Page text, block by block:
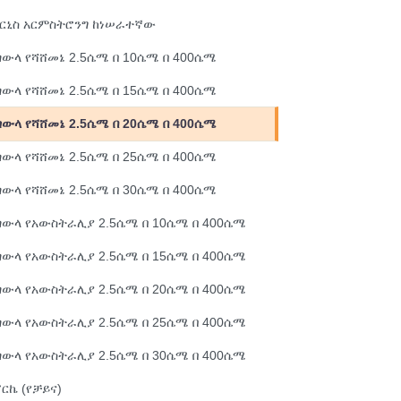
አርምስትሮንግ ከነሠራተኛው
የሻሸመኔ 2.5ሴሜ በ 10ሴሜ በ 400ሴሜ
የሻሸመኔ 2.5ሴሜ በ 15ሴሜ በ 400ሴሜ
የሻሸመኔ 2.5ሴሜ በ 20ሴሜ በ 400ሴሜ
የሻሸመኔ 2.5ሴሜ በ 25ሴሜ በ 400ሴሜ
የሻሸመኔ 2.5ሴሜ በ 30ሴሜ በ 400ሴሜ
የአውስትራሊያ 2.5ሴሜ በ 10ሴሜ በ 400ሴሜ
የአውስትራሊያ 2.5ሴሜ በ 15ሴሜ በ 400ሴሜ
የአውስትራሊያ 2.5ሴሜ በ 20ሴሜ በ 400ሴሜ
የአውስትራሊያ 2.5ሴሜ በ 25ሴሜ በ 400ሴሜ
የአውስትራሊያ 2.5ሴሜ በ 30ሴሜ በ 400ሴሜ
(የቻይና)